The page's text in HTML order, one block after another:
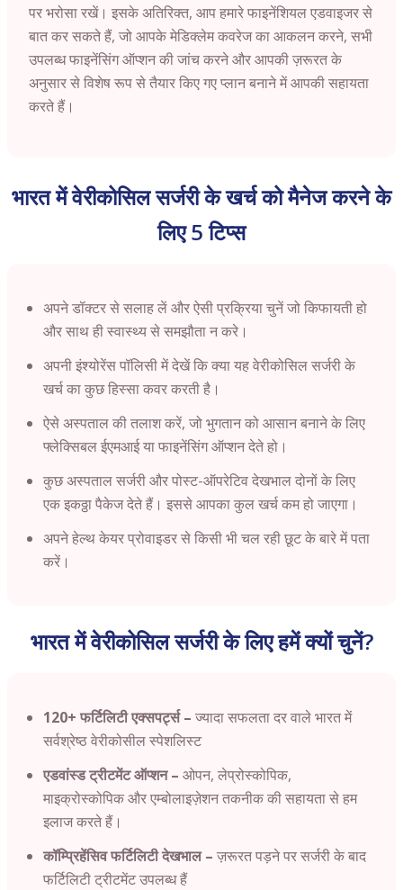
पर भरोसा रखें। इसके अतिरिक्त, आप हमारे फाइनेंशियल एडवाइजर से
बात कर सकते हैं, जो आपके मेडिक्लेम कवरेज का आकलन करने, सभी
उपलब्ध फाइनेंसिंग ऑप्शन की जांच करने और आपकी ज़रूरत के
अनुसार से विशेष रूप से तैयार किए गए प्लान बनाने में आपकी सहायता
करते हैं।
भारत में वेरीकोसिल सर्जरी के खर्च को मैनेज करने के
लिए 5 टिप्स
अपने डॉक्टर से सलाह लें और ऐसी प्रक्रिया चुनें जो किफायती हो
और साथ ही स्वास्थ्य से समझौता न करे।
अपनी इंश्योरेंस पॉलिसी में देखें कि क्या यह वेरीकोसिल सर्जरी के
खर्च का कुछ हिस्सा कवर करती है।
ऐसे अस्पताल की तलाश करें, जो भुगतान को आसान बनाने के लिए
फ्लेक्सिबल ईएमआई या फाइनेंसिंग ऑप्शन देते हो।
कुछ अस्पताल सर्जरी और पोस्ट-ऑपरेटिव देखभाल दोनों के लिए
एक इकठ्ठा पैकेज देते हैं। इससे आपका कुल खर्च कम हो जाएगा।
अपने हेल्थ केयर प्रोवाइडर से किसी भी चल रही छूट के बारे में पता
करें।
भारत में वेरीकोसिल सर्जरी के लिए हमें क्यों चुनें?
120+ फर्टिलिटी एक्सपर्ट्स – ज्यादा सफलता दर वाले भारत में
सर्वश्रेष्ठ वेरीकोसील स्पेशलिस्ट
एडवांस्ड ट्रीटमेंट ऑप्शन – ओपन, लेप्रोस्कोपिक,
माइक्रोस्कोपिक और एम्बोलाइज़ेशन तकनीक की सहायता से हम
इलाज करते हैं।
कॉम्प्रिहेंसिव फर्टिलिटी देखभाल – ज़रूरत पड़ने पर सर्जरी के बाद
फर्टिलिटी ट्रीटमेंट उपलब्ध हैं